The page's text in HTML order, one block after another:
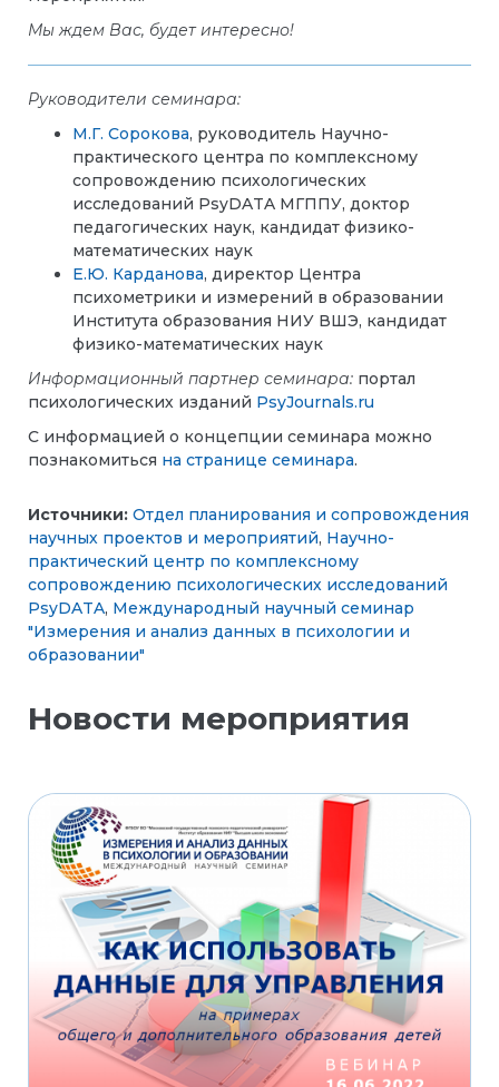
Мы ждем Вас, будет интересно!
Руководители семинара:
М.Г. Сорокова, руководитель Научно-
практического центра по комплексному
сопровождению психологических
исследований PsyDATA МГППУ, доктор
педагогических наук, кандидат физико-
математических наук
Е.Ю. Карданова, директор Центра
психометрики и измерений в образовании
Института образования НИУ ВШЭ, кандидат
физико-математических наук
Информационный партнер семинара: портал
психологических изданий PsyJournals.ru
С информацией о концепции семинара можно
познакомиться на странице семинара.
Источники: Отдел планирования и сопровождения
научных проектов и мероприятий, Научно-
практический центр по комплексному
сопровождению психологических исследований
PsyDATA, Международный научный семинар
"Измерения и анализ данных в психологии и
образовании"
Новости мероприятия